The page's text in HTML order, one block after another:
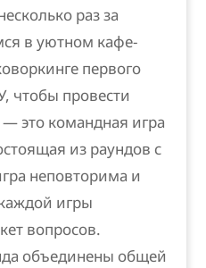
раз за
в уютном кафе-
первого
чтобы провести
это командная игра
из раундов с
неповторима и
игры
вопросов.
объединены общей